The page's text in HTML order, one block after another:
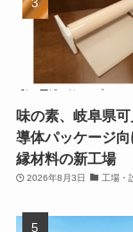
味の素、岐阜県
導体パッケージ
縁材料の新工場
2026年8月3日 工場・